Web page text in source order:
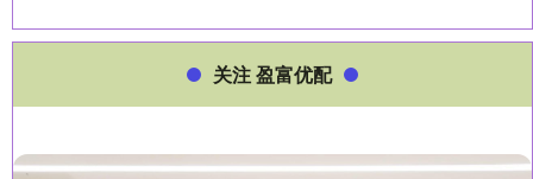
关注 盈富优配